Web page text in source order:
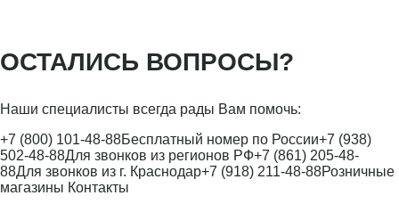
ОСТАЛИСЬ ВОПРОСЫ?
Наши специалисты всегда рады Вам помочь:
+7 (800) 101-48-88Бесплатный номер по России+7 (938)
502-48-88Для звонков из регионов РФ+7 (861) 205-48-
88Для звонков из г. Краснодар+7 (918) 211-48-88Розничные
магазины Контакты